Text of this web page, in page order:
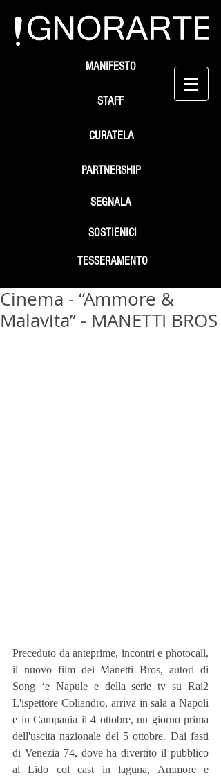
STAFF
SEGNALA
SOSTIENICI
MANIFESTO
PARTNERSHIP
TESSERAMENTO
CURATELA
Cinema - “Ammore &
Malavita” - MANETTI BROS
Preceduto da anteprime, incontri e photocall,
il nuovo film dei Manetti Bros, autori di
Song ‘e Napule e della serie tv su Rai2
L'ispettore Coliandro, arriva in sala a Napoli
e in Campania il 4 ottobre, un giorno prima
dell'uscita nazionale del 5 ottobre. Dai fasti
di Venezia 74, dove ha divertito il pubblico
al Lido col cast in laguna, Ammore e